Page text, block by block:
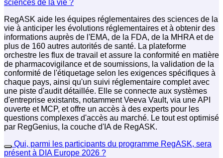
sciences de la vie ?
RegASK aide les équipes réglementaires des sciences de la
vie à anticiper les évolutions réglementaires et à obtenir des
informations auprès de l'EMA, de la FDA, de la MHRA et de
plus de 160 autres autorités de santé. La plateforme
orchestre les flux de travail et assure la conformité en matière
de pharmacovigilance et de soumissions, la validation de la
conformité de l'étiquetage selon les exigences spécifiques à
chaque pays, ainsi qu'un suivi réglementaire complet avec
une piste d'audit détaillée. Elle se connecte aux systèmes
d'entreprise existants, notamment Veeva Vault, via une API
ouverte et MCP, et offre un accès à des experts pour les
questions complexes d'accès au marché. Le tout est optimisé
par RegGenius, la couche d'IA de RegASK.
Qui, parmi les participants du programme RegASK, sera
présent à DIA Europe 2026 ?